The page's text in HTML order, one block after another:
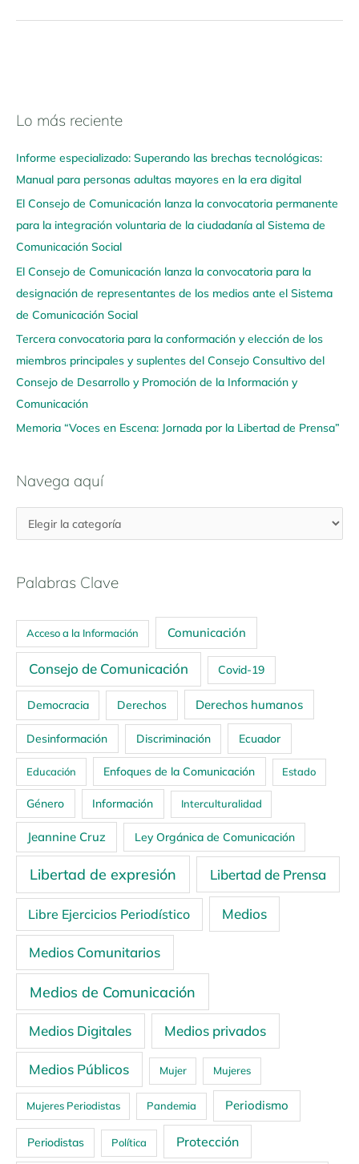
Lo más reciente
Informe especializado: Superando las brechas tecnológicas:
Manual para personas adultas mayores en la era digital
El Consejo de Comunicación lanza la convocatoria permanente
para la integración voluntaria de la ciudadanía al Sistema de
Comunicación Social
El Consejo de Comunicación lanza la convocatoria para la
designación de representantes de los medios ante el Sistema
de Comunicación Social
Tercera convocatoria para la conformación y elección de los
miembros principales y suplentes del Consejo Consultivo del
Consejo de Desarrollo y Promoción de la Información y
Comunicación
Memoria “Voces en Escena: Jornada por la Libertad de Prensa”
Navega aquí
N
v
e
g
a
a
q
u
í
Palabras Clave
Acceso a la Información Comunicación
Consejo de Comunicación Covid-19
Democracia Derechos Derechos humanos
Desinformación Discriminación Ecuador
Educación Enfoques de la Comunicación Estado
Género Información Interculturalidad
Jeannine Cruz Ley Orgánica de Comunicación
Libertad de expresión Libertad de Prensa
Libre Ejercicios Periodístico Medios
Medios Comunitarios
Medios de Comunicación
Medios Digitales Medios privados
Medios Públicos Mujer Mujeres
Mujeres Periodistas Pandemia Periodismo
Periodistas Política Protección